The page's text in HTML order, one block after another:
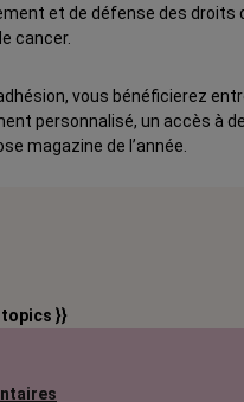
et de défense des droits
cancer.
vous bénéficierez
personnalisé, un accès à
magazine de l’année.
}}